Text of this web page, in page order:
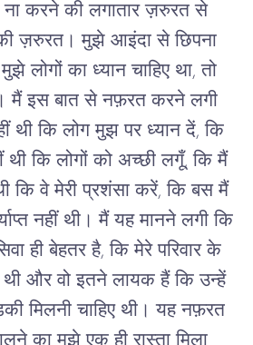
ना करने की लगातार ज़रुरत से
ज़रुरत। मुझे आइंदा से छिपना
लोगों का ध्यान चाहिए था, तो
मैं इस बात से नफ़रत करने लगी
थी कि लोग मुझ पर ध्यान दें, कि
कि लोगों को अच्छी लगूँ, कि मैं
कि वे मेरी प्रशंसा करें, कि बस मैं
नहीं थी। मैं यह मानने लगी कि
ही बेहतर है, कि मेरे परिवार के
थी और वो इतने लायक हैं कि उन्हें
मिलनी चाहिए थी। यह नफ़रत
का मुझे एक ही रास्ता मिला